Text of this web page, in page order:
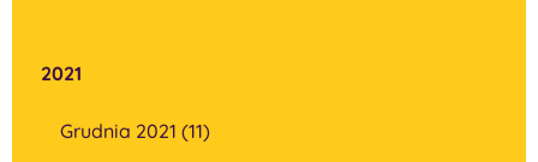
2021
Grudnia 2021 (11)